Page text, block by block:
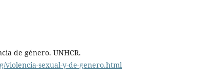
de género. UNHCR.
violencia-sexual-y-de-genero.html